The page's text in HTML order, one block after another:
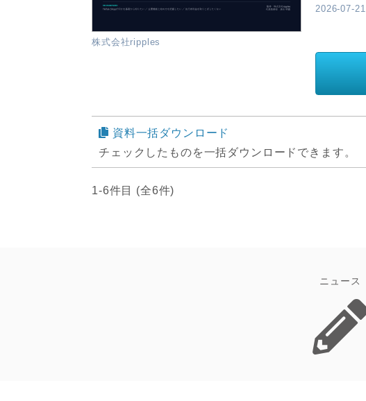
株式会社ripples
2026-07-21
資料一括ダウンロード
チェックしたものを一括ダウンロードできます。
1-6件目 (全6件)
ニュース